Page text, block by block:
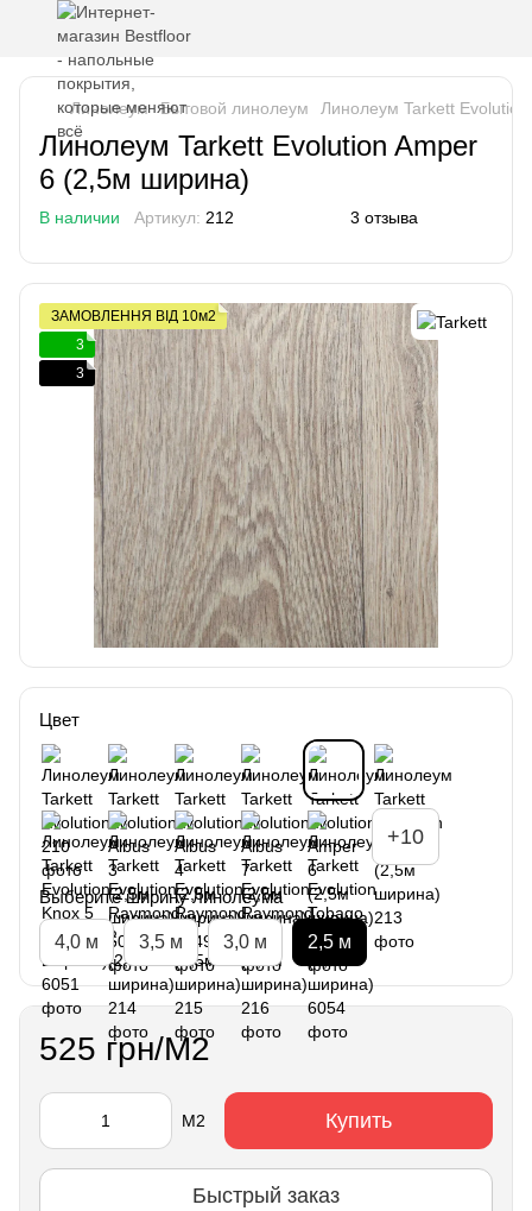
Линолеум Бытовой линолеум Линолеум Tarkett
Линолеум Tarkett Evolution Amper
6 (2,5м ширина)
В наличии Артикул: 212 3 отзыва
ЗАМОВЛЕННЯ ВІД 10м2
3
3
Цвет
+10
Выберите ширину линолеума
4,0 м 3,5 м 3,0 м 2,5 м
525 грн/М2
М2 Купить
Быстрый заказ